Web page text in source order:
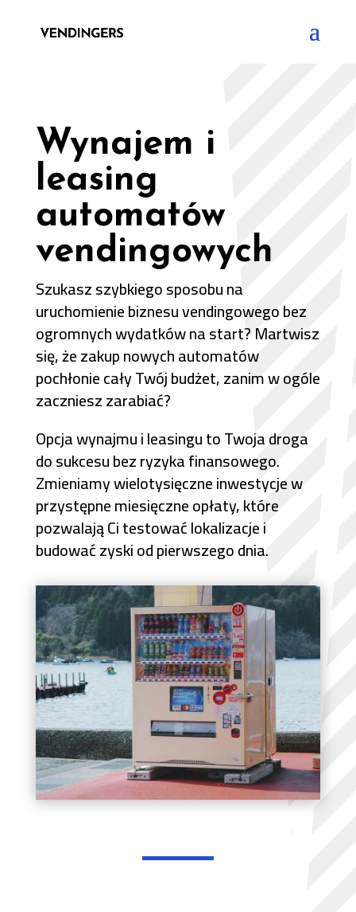
Wynajem i
leasing
automatów
vendingowych
Szukasz szybkiego sposobu na
uruchomienie biznesu vendingowego bez
ogromnych wydatków na start? Martwisz
się, że zakup nowych automatów
pochłonie cały Twój budżet, zanim w ogóle
zaczniesz zarabiać?
Opcja wynajmu i leasingu to Twoja droga
do sukcesu bez ryzyka finansowego.
Zmieniamy wielotysięczne inwestycje w
przystępne miesięczne opłaty, które
pozwalają Ci testować lokalizacje i
budować zyski od pierwszego dnia.